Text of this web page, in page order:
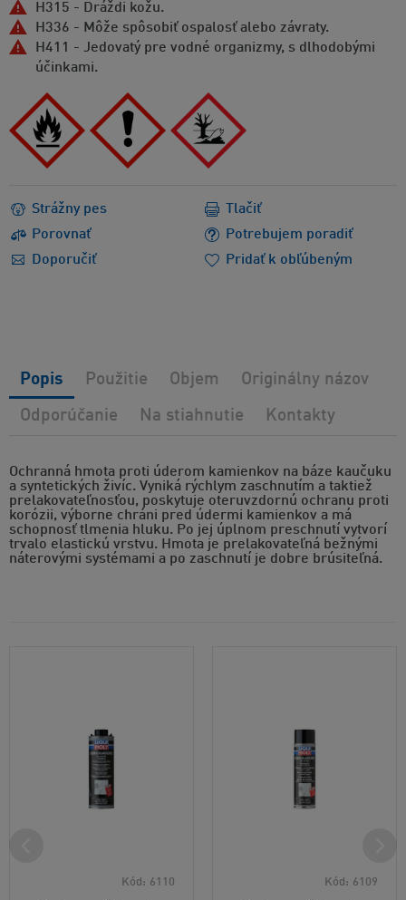
H315 - Dráždi kožu.
H336 - Môže spôsobiť ospalosť alebo závraty.
H411 - Jedovatý pre vodné organizmy, s dlhodobými
účinkami.
Strážny pes
Porovnať
Potrebujem poradiť
Doporučiť
Tlačiť
Pridať k obľúbeným
Ochranná hmota proti úderom kamienkov na báze kaučuku
a syntetických živíc. Vyniká rýchlym zaschnutím a taktiež
prelakovateľnosťou, poskytuje oteruvzdornú ochranu proti
korózii, výborne chráni pred údermi kamienkov a má
schopnosť tlmenia hluku. Po jej úplnom preschnutí vytvorí
trvalo elastickú vrstvu. Hmota je prelakovateľná bežnými
náterovými systémami a po zaschnutí je dobre brúsiteľná.
Popis Použitie Objem Originálny názov
Odporúčanie Na stiahnutie Kontakty
Kód: 6110 Kód: 6109